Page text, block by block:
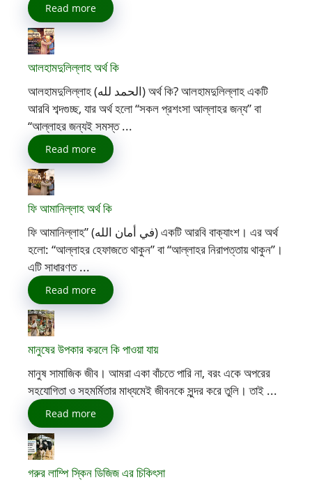
Read more
আলহামদুলিল্লাহ অর্থ কি
আলহামদুলিল্লাহ (الحمد لله) অর্থ কি? আলহামদুলিল্লাহ একটি
আরবি শব্দগুচ্ছ, যার অর্থ হলো “সকল প্রশংসা আল্লাহর জন্য” বা
“আল্লাহর জন্যই সমস্ত ...
Read more
ফি আমানিল্লাহ অর্থ কি
ফি আমানিল্লাহ” (في أمان الله) একটি আরবি বাক্যাংশ। এর অর্থ
হলো: “আল্লাহর হেফাজতে থাকুন” বা “আল্লাহর নিরাপত্তায় থাকুন”।
এটি সাধারণত ...
Read more
মানুষের উপকার করলে কি পাওয়া যায়
মানুষ সামাজিক জীব। আমরা একা বাঁচতে পারি না, বরং একে অপরের
সহযোগিতা ও সহমর্মিতার মাধ্যমেই জীবনকে সুন্দর করে তুলি। তাই ...
Read more
গরুর লাম্পি স্কিন ডিজিজ এর চিকিৎসা